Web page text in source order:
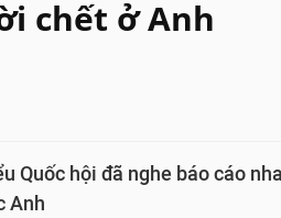
chết ở Anh
Quốc hội đã nghe báo cáo
Anh